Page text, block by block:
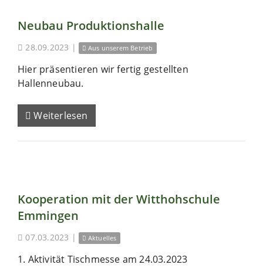
Neubau Produktionshalle
28.09.2023 | Aus unserem Betrieb
Hier präsentieren wir fertig gestellten
Hallenneubau.
Weiterlesen
Kooperation mit der Witthohschule
Emmingen
07.03.2023 | Aktuelles
1. Aktivität Tischmesse am 24.03.2023